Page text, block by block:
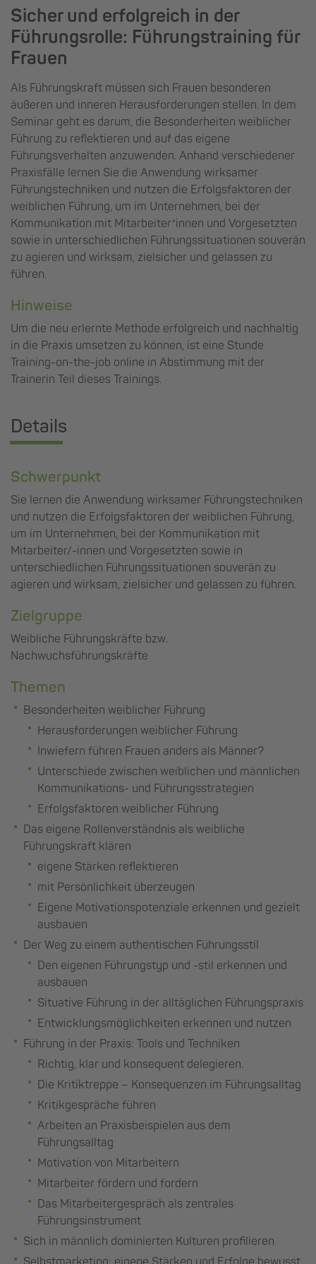
Sicher und erfolgreich in der
Führungsrolle: Führungstraining für
Frauen
Als Führungskraft müssen sich Frauen besonderen
äußeren und inneren Herausforderungen stellen. In dem
Seminar geht es darum, die Besonderheiten weiblicher
Führung zu reflektieren und auf das eigene
Führungsverhalten anzuwenden. Anhand verschiedener
Praxisfälle lernen Sie die Anwendung wirksamer
Führungstechniken und nutzen die Erfolgsfaktoren der
weiblichen Führung, um im Unternehmen, bei der
Kommunikation mit Mitarbeiter*innen und Vorgesetzten
sowie in unterschiedlichen Führungssituationen souverän
zu agieren und wirksam, zielsicher und gelassen zu
führen.
Hinweise
Um die neu erlernte Methode erfolgreich und nachhaltig
in die Praxis umsetzen zu können, ist eine Stunde
Training-on-the-job online in Abstimmung mit der
Trainerin Teil dieses Trainings.
Details
Schwerpunkt
Sie lernen die Anwendung wirksamer Führungstechniken
und nutzen die Erfolgsfaktoren der weiblichen Führung,
um im Unternehmen, bei der Kommunikation mit
Mitarbeiter/-innen und Vorgesetzten sowie in
unterschiedlichen Führungssituationen souverän zu
agieren und wirksam, zielsicher und gelassen zu führen.
Zielgruppe
Weibliche Führungskräfte bzw.
Nachwuchsführungskräfte
Themen
Besonderheiten weiblicher Führung
Herausforderungen weiblicher Führung
Inwiefern führen Frauen anders als Männer?
Unterschiede zwischen weiblichen und männlichen
Kommunikations- und Führungsstrategien
Erfolgsfaktoren weiblicher Führung
Das eigene Rollenverständnis als weibliche
Führungskraft klären
eigene Stärken reflektieren
mit Persönlichkeit überzeugen
Eigene Motivationspotenziale erkennen und gezielt
ausbauen
Der Weg zu einem authentischen Führungsstil
Den eigenen Führungstyp und -stil erkennen und
ausbauen
Situative Führung in der alltäglichen Führungspraxis
Entwicklungsmöglichkeiten erkennen und nutzen
Führung in der Praxis: Tools und Techniken
Richtig, klar und konsequent delegieren.
Die Kritiktreppe – Konsequenzen im Führungsalltag
Kritikgespräche führen
Arbeiten an Praxisbeispielen aus dem
Führungsalltag
Motivation von Mitarbeitern
Mitarbeiter fördern und fordern
Das Mitarbeitergespräch als zentrales
Führungsinstrument
Sich in männlich dominierten Kulturen profilieren